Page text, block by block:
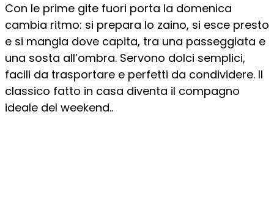
Con le prime gite fuori porta la domenica
cambia ritmo: si prepara lo zaino, si esce presto
e si mangia dove capita, tra una passeggiata e
una sosta all’ombra. Servono dolci semplici,
facili da trasportare e perfetti da condividere. Il
classico fatto in casa diventa il compagno
ideale del weekend..